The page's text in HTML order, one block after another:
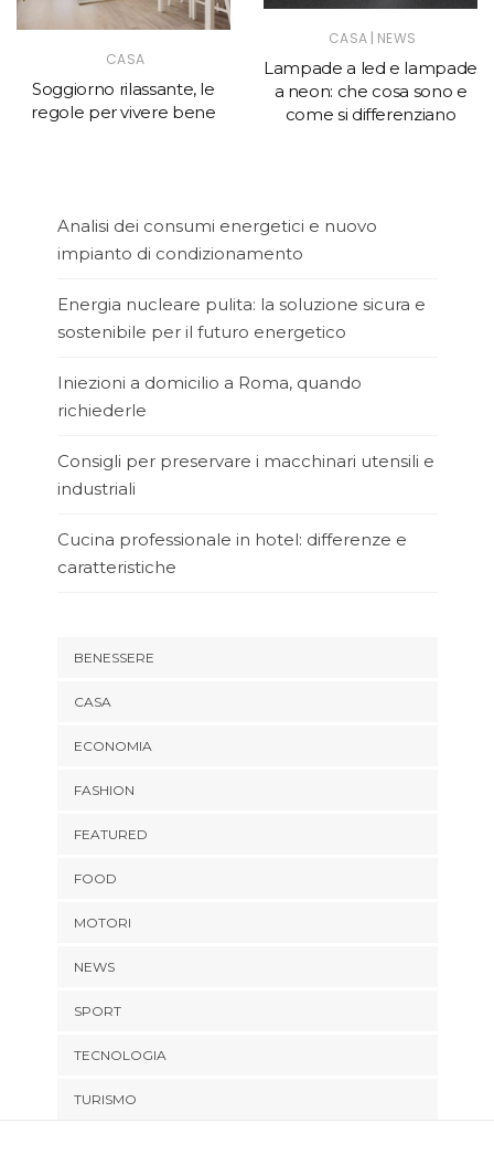
CASA
Soggiorno rilassante, le
regole per vivere bene
CASA | NEWS
Lampade a led e lampade
a neon: che cosa sono e
come si differenziano
Analisi dei consumi energetici e nuovo
impianto di condizionamento
Energia nucleare pulita: la soluzione sicura e
sostenibile per il futuro energetico
Iniezioni a domicilio a Roma, quando
richiederle
Consigli per preservare i macchinari utensili e
industriali
Cucina professionale in hotel: differenze e
caratteristiche
BENESSERE
CASA
ECONOMIA
FASHION
FEATURED
FOOD
MOTORI
NEWS
SPORT
TECNOLOGIA
TURISMO